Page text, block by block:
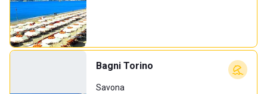
Bagni Torino
Savona